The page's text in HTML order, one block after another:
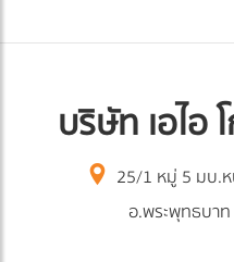
บริษัท เอไอ
25/1 หมู่ 5 มบ.
อ.พระพุทธบา